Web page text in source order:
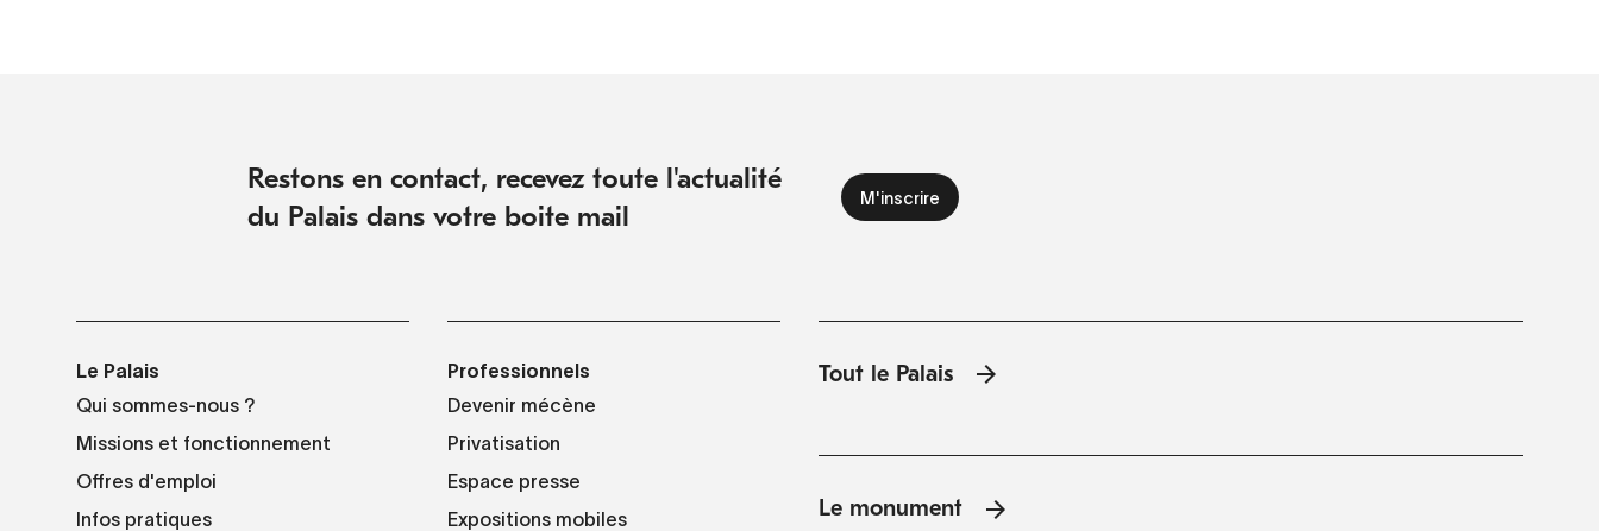
Restons en contact, recevez toute l'actualité
du Palais dans votre boite mail
Le Palais
Qui sommes-nous ?
Missions et fonctionnement
Offres d'emploi
Infos pratiques
Professionnels
Devenir mécène
Privatisation
Espace presse
Expositions mobiles
Tout le Palais
Le monument